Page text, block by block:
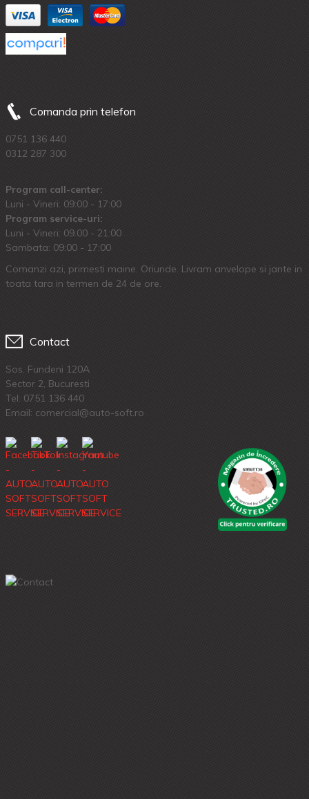
Comanda prin telefon
0751 136 440
0312 287 300
Program call-center:
Luni - Vineri: 09:00 - 17:00
Program service-uri:
Luni - Vineri: 09.00 - 21:00
Sambata: 09:00 - 17:00
Comanzi azi, primesti maine. Oriunde. Livram anvelope si jante in
toata tara in termen de 24 de ore.
Contact
Sos. Fundeni 120A
Sector 2, Bucuresti
Tel: 0751 136 440
Email: comercial@auto-soft.ro